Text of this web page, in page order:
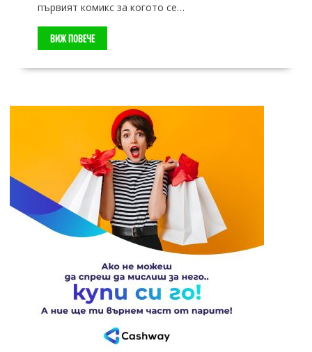
първият комикс за когото се…
ВИЖ ПОВЕЧЕ